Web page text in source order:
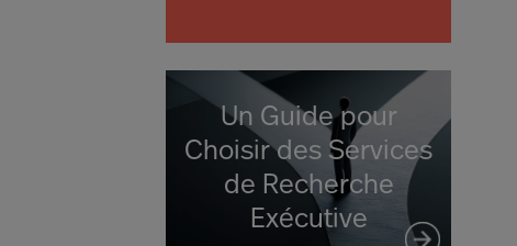
Un Guide pour
Choisir des Services
de Recherche
Exécutive